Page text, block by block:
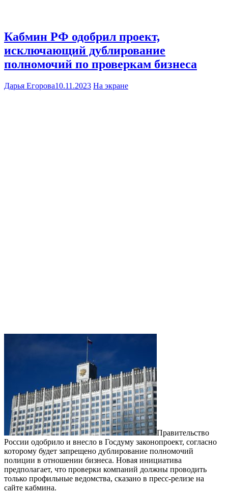
Кабмин РФ одобрил проект,
исключающий дублирование
полномочий по проверкам бизнеса
Дарья Егорова10.11.2023 На экране
Правительство
России одобрило и внесло в Госдуму законопроект, согласно
которому будет запрещено дублирование полномочий
полиции в отношении бизнеса. Новая инициатива
предполагает, что проверки компаний должны проводить
только профильные ведомства, сказано в пресс-релизе на
сайте кабмина.